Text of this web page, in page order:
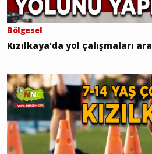
Bölgesel
Kızılkaya’da yol çalışmaları